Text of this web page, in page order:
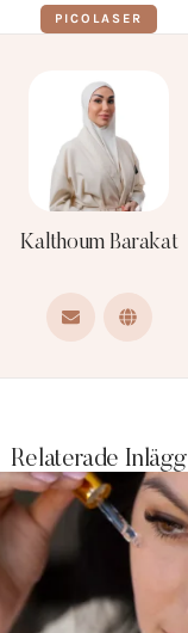
PICOLASER
Kalthoum Barakat
Relaterade Inlägg